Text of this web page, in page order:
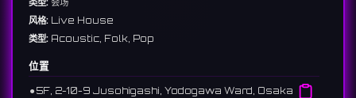
风格: Live House
类型: Acoustic, Folk, Pop
位置
⚫︎ 5F, 2-10-9 Jusohigashi, Yodogawa Ward, Osaka